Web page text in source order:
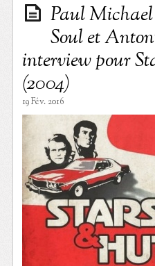
Paul
Soul et
interview pour
(2004)
19 Fév. 2016